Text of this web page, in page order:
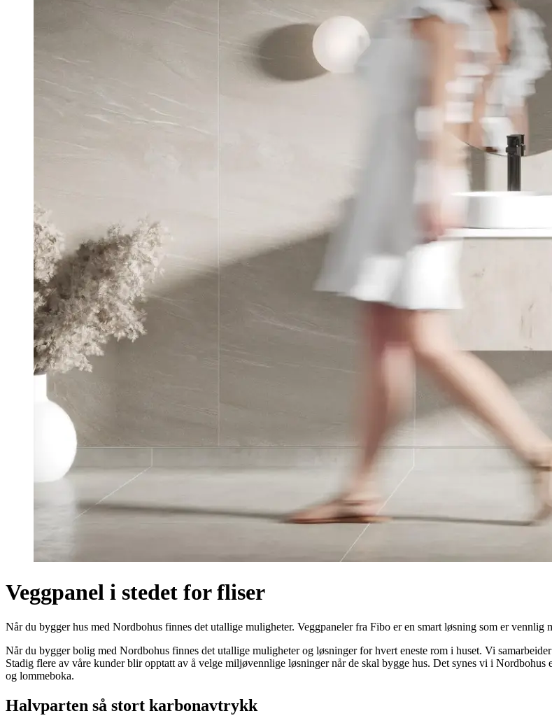
Veggpanel i stedet for fliser
Når du bygger hus med Nordbohus finnes det utallige muligheter. Veggpaneler fra Fibo er en smart løsning som er vennlig
Når du bygger bolig med Nordbohus finnes det utallige muligheter og løsninger for hvert eneste rom i huset. Vi
Stadig flere av våre kunder blir opptatt av å velge miljøvennlige løsninger når de skal bygge hus. Det synes vi i Nordbohus
og lommeboka.
Halvparten så stort karbonavtrykk